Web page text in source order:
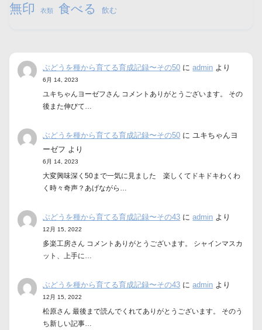
無印 衣類 食べる 飲む
ぶどうを種から育てる育成記録〜その50 にadmin より
6月 14, 2023
ユキちゃんヨーゼフさん コメントありがとうございます。 その
後また伸びて…
ぶどうを種から育てる育成記録〜その50 に ユキちゃんヨ
ーゼフ より
6月 14, 2023
大変興味深く50まで一気に見ました 楽しくてドキドキわくわ
く時々奇声？あげながら…
ぶどうを種から育てる育成記録〜その43 にadmin より
12月 15, 2022
多楽工房さん コメントありがとうございます。 シャインマスカ
ット、上手に…
ぶどうを種から育てる育成記録〜その43 にadmin より
12月 15, 2022
松原さん 最後まで読んでくれてありがとうございます。 そのう
ち新しい記事…